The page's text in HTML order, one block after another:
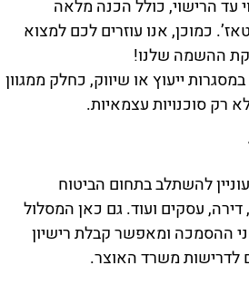
עד הרישוי, כולל הכנה מלאה
כמוכן, אנו עוזרים לכם למצוא
ההשמה שלנו!
ייעוץ או שיווק, כחלק ממגוון
רק סוכנויות עצמאיות.
להשתלב בתחום הביטוח
עסקים ועוד. גם כאן המסלול
ההסמכה ומאפשר קבלת רישיון
לדרישות משרד האוצר.